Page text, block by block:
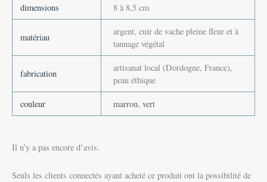
dimensions 8 à 8,5 cm
matériau
argent, cuir de vache pleine fleur et à
tannage végétal
fabrication
artisanat local (Dordogne, France),
peau éthique
couleur marron, vert
Il n’y a pas encore d’avis.
Seuls les clients connectés ayant acheté ce produit ont la possibilité de